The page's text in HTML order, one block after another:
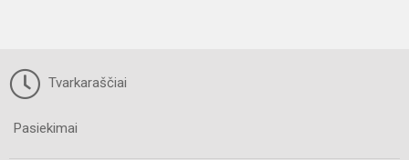
Tvarkaraščiai
Pasiekimai